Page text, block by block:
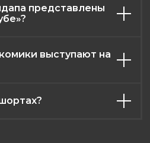
представлены
выступают на